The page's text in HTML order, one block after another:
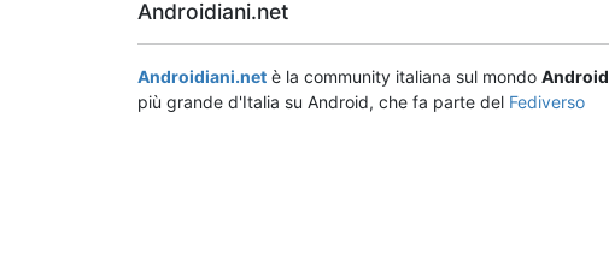
Androidiani.net
Androidiani.net è la community italiana sul mondo Android
più grande d'Italia su Android, che fa parte del Fediverso